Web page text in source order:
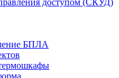
доступом (СКУД)
БПЛА